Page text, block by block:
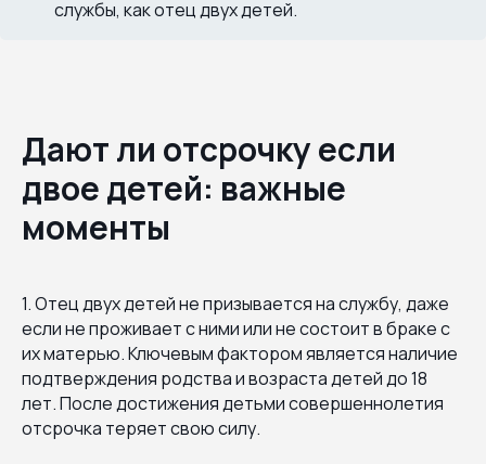
службы, как отец двух детей.
Дают ли отсрочку если
двое детей: важные
моменты
1. Отец двух детей не призывается на службу, даже
если не проживает с ними или не состоит в браке с
их матерью. Ключевым фактором является наличие
подтверждения родства и возраста детей до 18
лет. После достижения детьми совершеннолетия
отсрочка теряет свою силу.